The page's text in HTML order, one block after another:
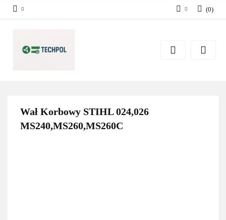
Zarejestruj się
(0)
Wał Korbowy STIHL 024,026
MS240,MS260,MS260C